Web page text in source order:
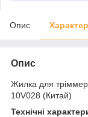
Опис
Опис
Жилка для
10V028 (Китай)
Технічні